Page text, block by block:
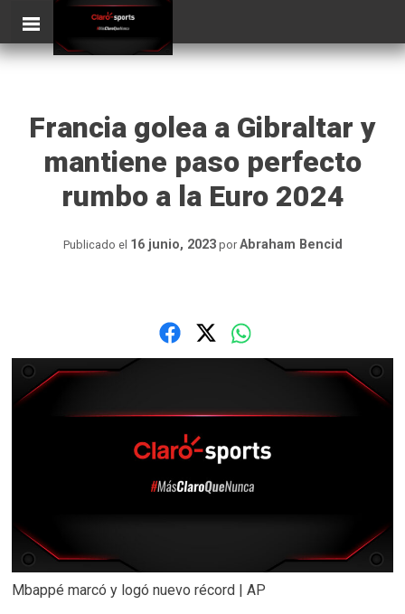
content
ClaroSports
Francia golea a Gibraltar y
mantiene paso perfecto
rumbo a la Euro 2024
Publicado el 16 junio, 2023por Abraham Bencid
Mbappé marcó y logó nuevo récord | AP